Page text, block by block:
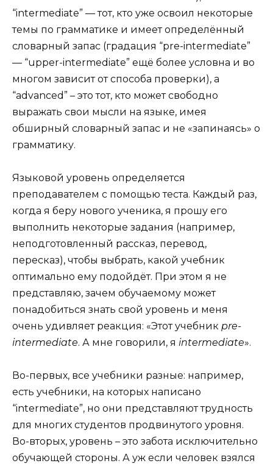
“intermediate” — тот, кто уже освоил некоторые
темы по грамматике и имеет определённый
словарный запас (градация “pre-intermediate”
— “upper-intermediate” ещё более условна и во
многом зависит от способа проверки), а
“advanced” – это тот, кто может свободно
выражать свои мысли на языке, имея
обширный словарный запас и не «запинаясь» о
грамматику.
Языковой уровень определяется
преподавателем с помощью теста. Каждый раз,
когда я беру нового ученика, я прошу его
выполнить некоторые задания (например,
неподготовленный рассказ, перевод,
пересказ), чтобы выбрать, какой учебник
оптимально ему подойдёт. При этом я не
представляю, зачем обучаемому может
понадобиться знать свой уровень и меня
очень удивляет реакция: «Этот учебник pre-
intermediate. А мне говорили, я intermediate».
Во-первых, все учебники разные: например,
есть учебники, на которых написано
“intermediate”, но они представляют трудность
для многих студентов продвинутого уровня.
Во-вторых, уровень – это забота исключительно
обучающей стороны. А уж если человек взялся